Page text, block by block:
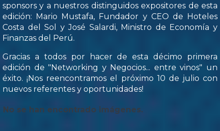
sponsors y a nuestros distinguidos expositores de esta
edición: Mario Mustafa, Fundador y CEO de Hoteles
Costa del Sol y José Salardi, Ministro de Economía y
Finanzas del Perú.
Gracias a todos por hacer de esta décimo primera
edición de "Networking y Negocios... entre vinos" un
éxito. ¡Nos reencontramos el próximo 10 de julio con
nuevos referentes y oportunidades!
No se han encontrado imágenes.